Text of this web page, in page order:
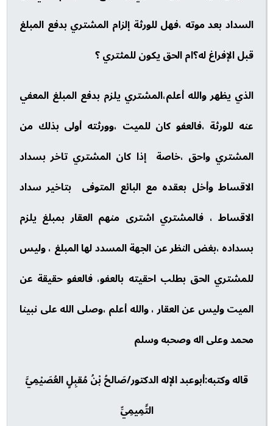
السداد بعد موته ،فهل للورثة إلزام المشتري بدفع المبلغ
قبل الإفراغ له؟ام الحق يكون للمثتري ؟
الذي يظهر والله أعلم،المشتري يلزم بدفع المبلغ المعفي
عنه للورثة ،فالعفو كان للميت ،وورثته أولى بذلك من
المشتري واحق ،خاصة إذا كان المشتري تاخر بسداد
الاقساط وأخل بعقده مع البائع المتوفى بتاخير سداد
الاقساط ، فالمشتري اشترى منهم العقار بمبلغ يلزم
بسداده ،بغض النظر عن الجهة المسدد لها المبلغ ، وليس
للمشتري الحق بطلب احقيته بالعفو، فالعفو حقيقة عن
الميت وليس عن العقار ، والله أعلم ،وصلى الله على نبينا
محمد وعلى اله وصحبه وسلم
قاله وكتبه:أبوعبد الإله الدكتور/صَالحُ بْنُ مُقبِلٍ العُصَيْمِيَّ
التَّمِيمِيِّ